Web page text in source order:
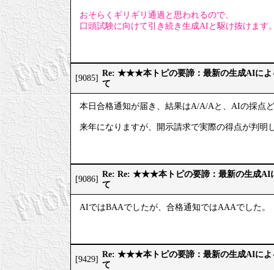
おそらくギリギリ通過と思われるので、
口頭試験に向けて引き続き生成AIと駆け抜けます
[9085]
Re: ★★★本トピの要諦：最新の生成AIによ
て
本日合格通知が届き、結果はA/A/Aと、AIの採点
来年になりますが、開示請求で実際の得点が判明
[9086]
Re: Re: ★★★本トピの要諦：最新の生成AI
て
AIではBAAでしたが、合格通知ではAAAでした。
[9429]
Re: ★★★本トピの要諦：最新の生成AIによ
て